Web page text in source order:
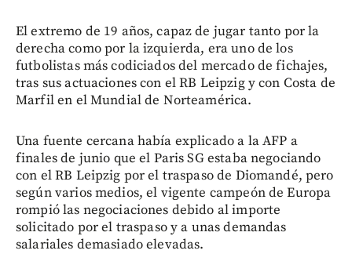
El extremo de 19 años, capaz de jugar tanto por la
derecha como por la izquierda, era uno de los
futbolistas más codiciados del mercado de fichajes,
tras sus actuaciones con el RB Leipzig y con Costa de
Marfil en el Mundial de Norteamérica.
Una fuente cercana había explicado a la AFP a
finales de junio que el Paris SG estaba negociando
con el RB Leipzig por el traspaso de Diomandé, pero
según varios medios, el vigente campeón de Europa
rompió las negociaciones debido al importe
solicitado por el traspaso y a unas demandas
salariales demasiado elevadas.